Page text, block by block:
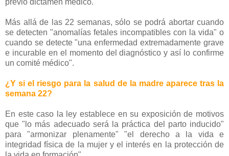
previo dictamen médico.
Más allá de las 22 semanas, sólo se podrá abortar cuando
se detecten "anomalías fetales incompatibles con la vida" o
cuando se detecte "una enfermedad extremadamente grave
e incurable en el momento del diagnóstico y así lo confirme
un comité médico".
¿Y si el riesgo para la salud de la madre aparece tras la
semana 22?
En este caso la ley establece en su exposición de motivos
que "lo más adecuado será la práctica del parto inducido"
para "armonizar plenamente" "el derecho a la vida e
integridad física de la mujer y el interés en la protección de